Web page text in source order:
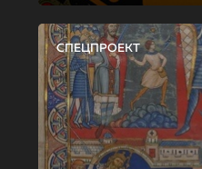
СПЕЦПРОЕКТ